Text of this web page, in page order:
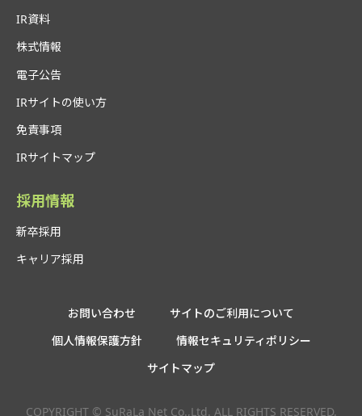
IR資料
株式情報
電子公告
IRサイトの使い方
免責事項
IRサイトマップ
採用情報
新卒採用
キャリア採用
お問い合わせ
サイトのご利用について
個人情報保護方針
情報セキュリティポリシー
サイトマップ
COPYRIGHT © SuRaLa Net Co.,Ltd. ALL RIGHTS RESERVED.